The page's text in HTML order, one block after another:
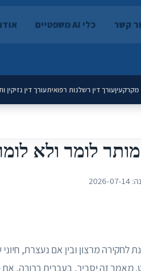
קשר כלי AI משפטיים
מקרקעיןעורך דין רשלנות רפואיתעורך דין נזיקין
לומר ולא
2026-07-14
לחקירה מרצון ובין אם נעצרת,
מאמר זה יסביר, בעברית ברורה,